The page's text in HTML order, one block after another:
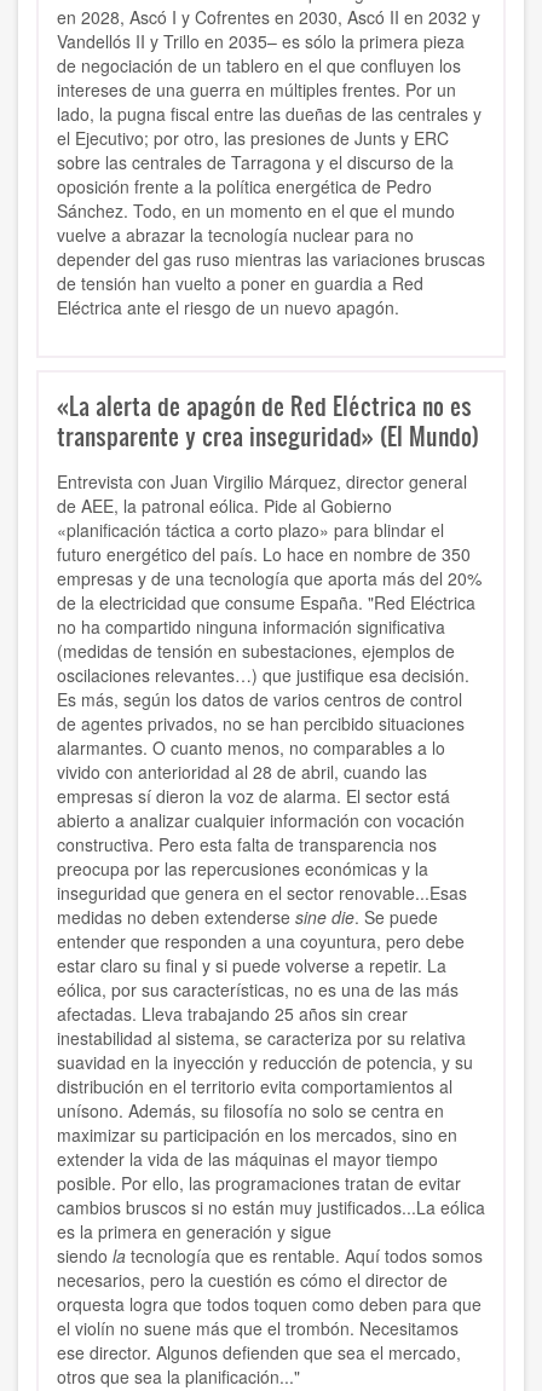
en 2028, Ascó I y Cofrentes en 2030, Ascó II en 2032 y
Vandellós II y Trillo en 2035– es sólo la primera pieza
de negociación de un tablero en el que confluyen los
intereses de una guerra en múltiples frentes. Por un
lado, la pugna fiscal entre las dueñas de las centrales y
el Ejecutivo; por otro, las presiones de Junts y ERC
sobre las centrales de Tarragona y el discurso de la
oposición frente a la política energética de Pedro
Sánchez. Todo, en un momento en el que el mundo
vuelve a abrazar la tecnología nuclear para no
depender del gas ruso mientras las variaciones bruscas
de tensión han vuelto a poner en guardia a Red
Eléctrica ante el riesgo de un nuevo apagón.
«La alerta de apagón de Red Eléctrica no es
transparente y crea inseguridad» (El Mundo)
Entrevista con Juan Virgilio Márquez, director general
de AEE, la patronal eólica. Pide al Gobierno
«planificación táctica a corto plazo» para blindar el
futuro energético del país. Lo hace en nombre de 350
empresas y de una tecnología que aporta más del 20%
de la electricidad que consume España. "Red Eléctrica
no ha compartido ninguna información significativa
(medidas de tensión en subestaciones, ejemplos de
oscilaciones relevantes…) que justifique esa decisión.
Es más, según los datos de varios centros de control
de agentes privados, no se han percibido situaciones
alarmantes. O cuanto menos, no comparables a lo
vivido con anterioridad al 28 de abril, cuando las
empresas sí dieron la voz de alarma. El sector está
abierto a analizar cualquier información con vocación
constructiva. Pero esta falta de transparencia nos
preocupa por las repercusiones económicas y la
inseguridad que genera en el sector renovable...Esas
medidas no deben extenderse sine die. Se puede
entender que responden a una coyuntura, pero debe
estar claro su final y si puede volverse a repetir. La
eólica, por sus características, no es una de las más
afectadas. Lleva trabajando 25 años sin crear
inestabilidad al sistema, se caracteriza por su relativa
suavidad en la inyección y reducción de potencia, y su
distribución en el territorio evita comportamientos al
unísono. Además, su filosofía no solo se centra en
maximizar su participación en los mercados, sino en
extender la vida de las máquinas el mayor tiempo
posible. Por ello, las programaciones tratan de evitar
cambios bruscos si no están muy justificados...La eólica
es la primera en generación y sigue
siendo la tecnología que es rentable. Aquí todos somos
necesarios, pero la cuestión es cómo el director de
orquesta logra que todos toquen como deben para que
el violín no suene más que el trombón. Necesitamos
ese director. Algunos defienden que sea el mercado,
otros que sea la planificación..."